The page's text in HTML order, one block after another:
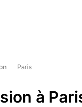
Paris
à